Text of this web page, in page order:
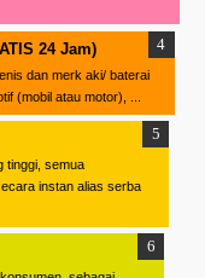
24 Jam)
dan merk aki/ baterai
(mobil atau motor), ...
semua
instan alias serba